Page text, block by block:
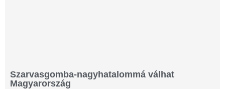
Szarvasgomba-nagyhatalommá válhat
Magyarország